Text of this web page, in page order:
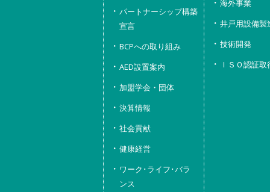
パートナーシップ構築
宣言
BCPへの取り組み
AED設置案内
加盟学会・団体
決算情報
社会貢献
健康経営
ワーク･ライフ･バラ
ンス
海外事業
井戸用設備製
技術開発
ＩＳＯ認証取